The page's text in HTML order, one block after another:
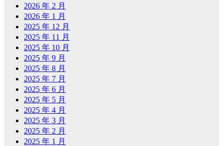
2026 年 2 月
2026 年 1 月
2025 年 12 月
2025 年 11 月
2025 年 10 月
2025 年 9 月
2025 年 8 月
2025 年 7 月
2025 年 6 月
2025 年 5 月
2025 年 4 月
2025 年 3 月
2025 年 2 月
2025 年 1 月